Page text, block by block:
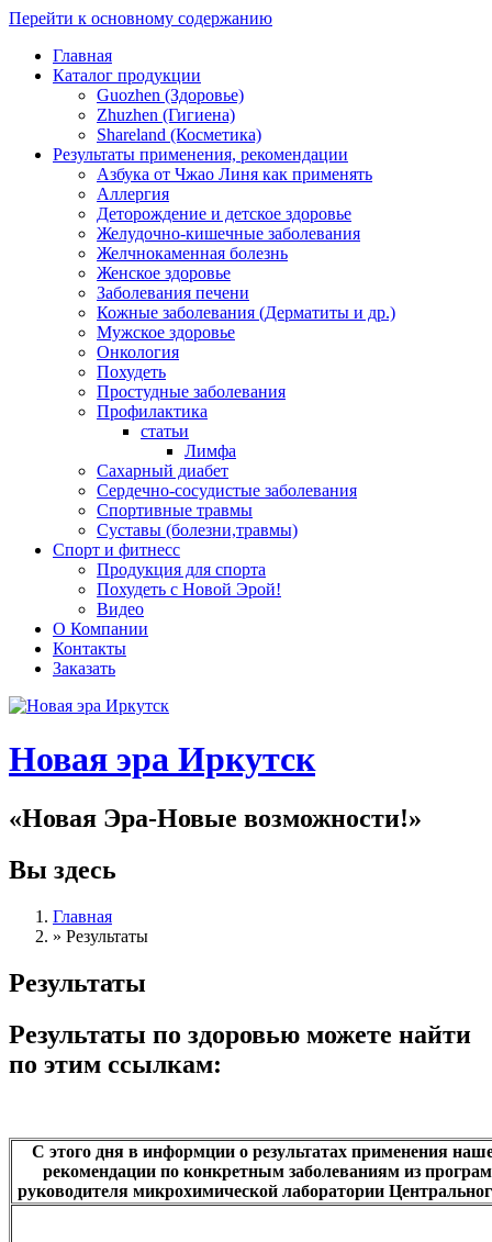
Перейти к основному содержанию
Главная
Каталог продукции
Guozhen (Здоровье)
Zhuzhen (Гигиена)
Shareland (Косметика)
Результаты применения, рекомендации
Азбука от Чжао Линя как применять
Аллергия
Деторождение и детское здоровье
Желудочно-кишечные заболевания
Желчнокаменная болезнь
Женское здоровье
Заболевания печени
Кожные заболевания (Дерматиты и др.)
Мужское здоровье
Онкология
Похудеть
Простудные заболевания
Профилактика
статьи
Лимфа
Сахарный диабет
Сердечно-сосудистые заболевания
Спортивные травмы
Суставы (болезни,травмы)
Спорт и фитнесс
Продукция для спорта
Похудеть с Новой Эрой!
Видео
О Компании
Контакты
Заказать
Новая эра Иркутск
«Новая Эра-Новые возможности!»
Вы здесь
Главная
» Результаты
Результаты
Результаты по здоровью можете найти
по этим ссылкам:
С этого дня в информции о результатах применения
рекомендации по конкретным заболеваниям из
руководителя микрохимической лаборатории